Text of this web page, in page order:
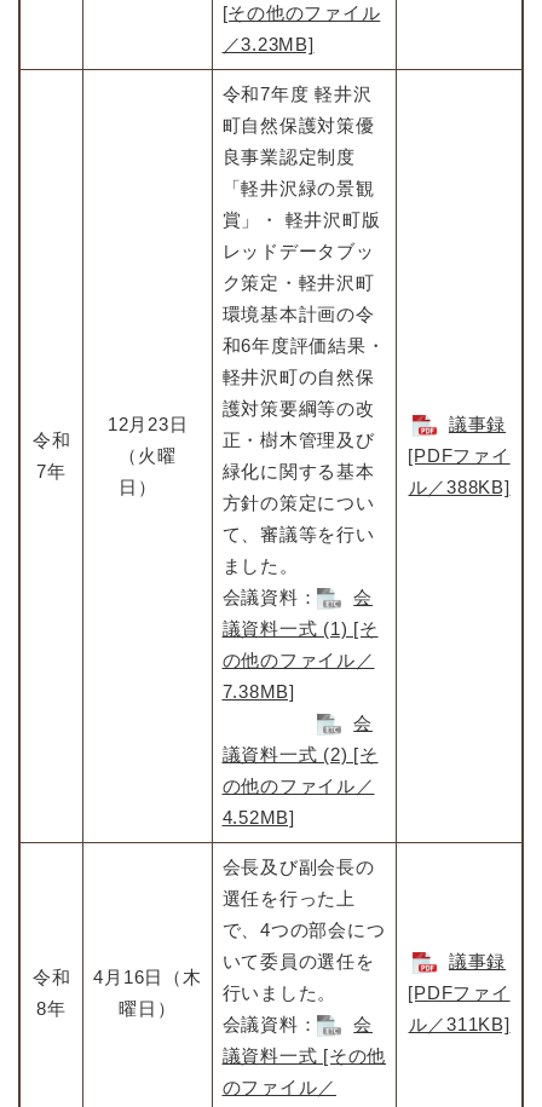
[その他のファイル
／3.23MB]
令和
7年
12月23日
（火曜
日）
令和7年度 軽井沢
町自然保護対策優
良事業認定制度
「軽井沢緑の景観
賞」・ 軽井沢町版
レッドデータブッ
ク策定・軽井沢町
環境基本計画の令
和6年度評価結果・
軽井沢町の自然保
護対策要綱等の改
正・樹木管理及び
緑化に関する基本
方針の策定につい
て、審議等を行い
ました。
会議資料：
会
議資料一式 (1) [そ
の他のファイル／
7.38MB]
​
会
議資料一式 (2) [そ
の他のファイル／
4.52MB]
議事録
[PDFファイ
ル／388KB]
令和
8年
4月16日（木
曜日）
会長及び副会長の
選任を行った上
で、4つの部会につ
いて委員の選任を
行いました。
会議資料：
会
議資料一式 [その他
のファイル／
議事録
[PDFファイ
ル／311KB]